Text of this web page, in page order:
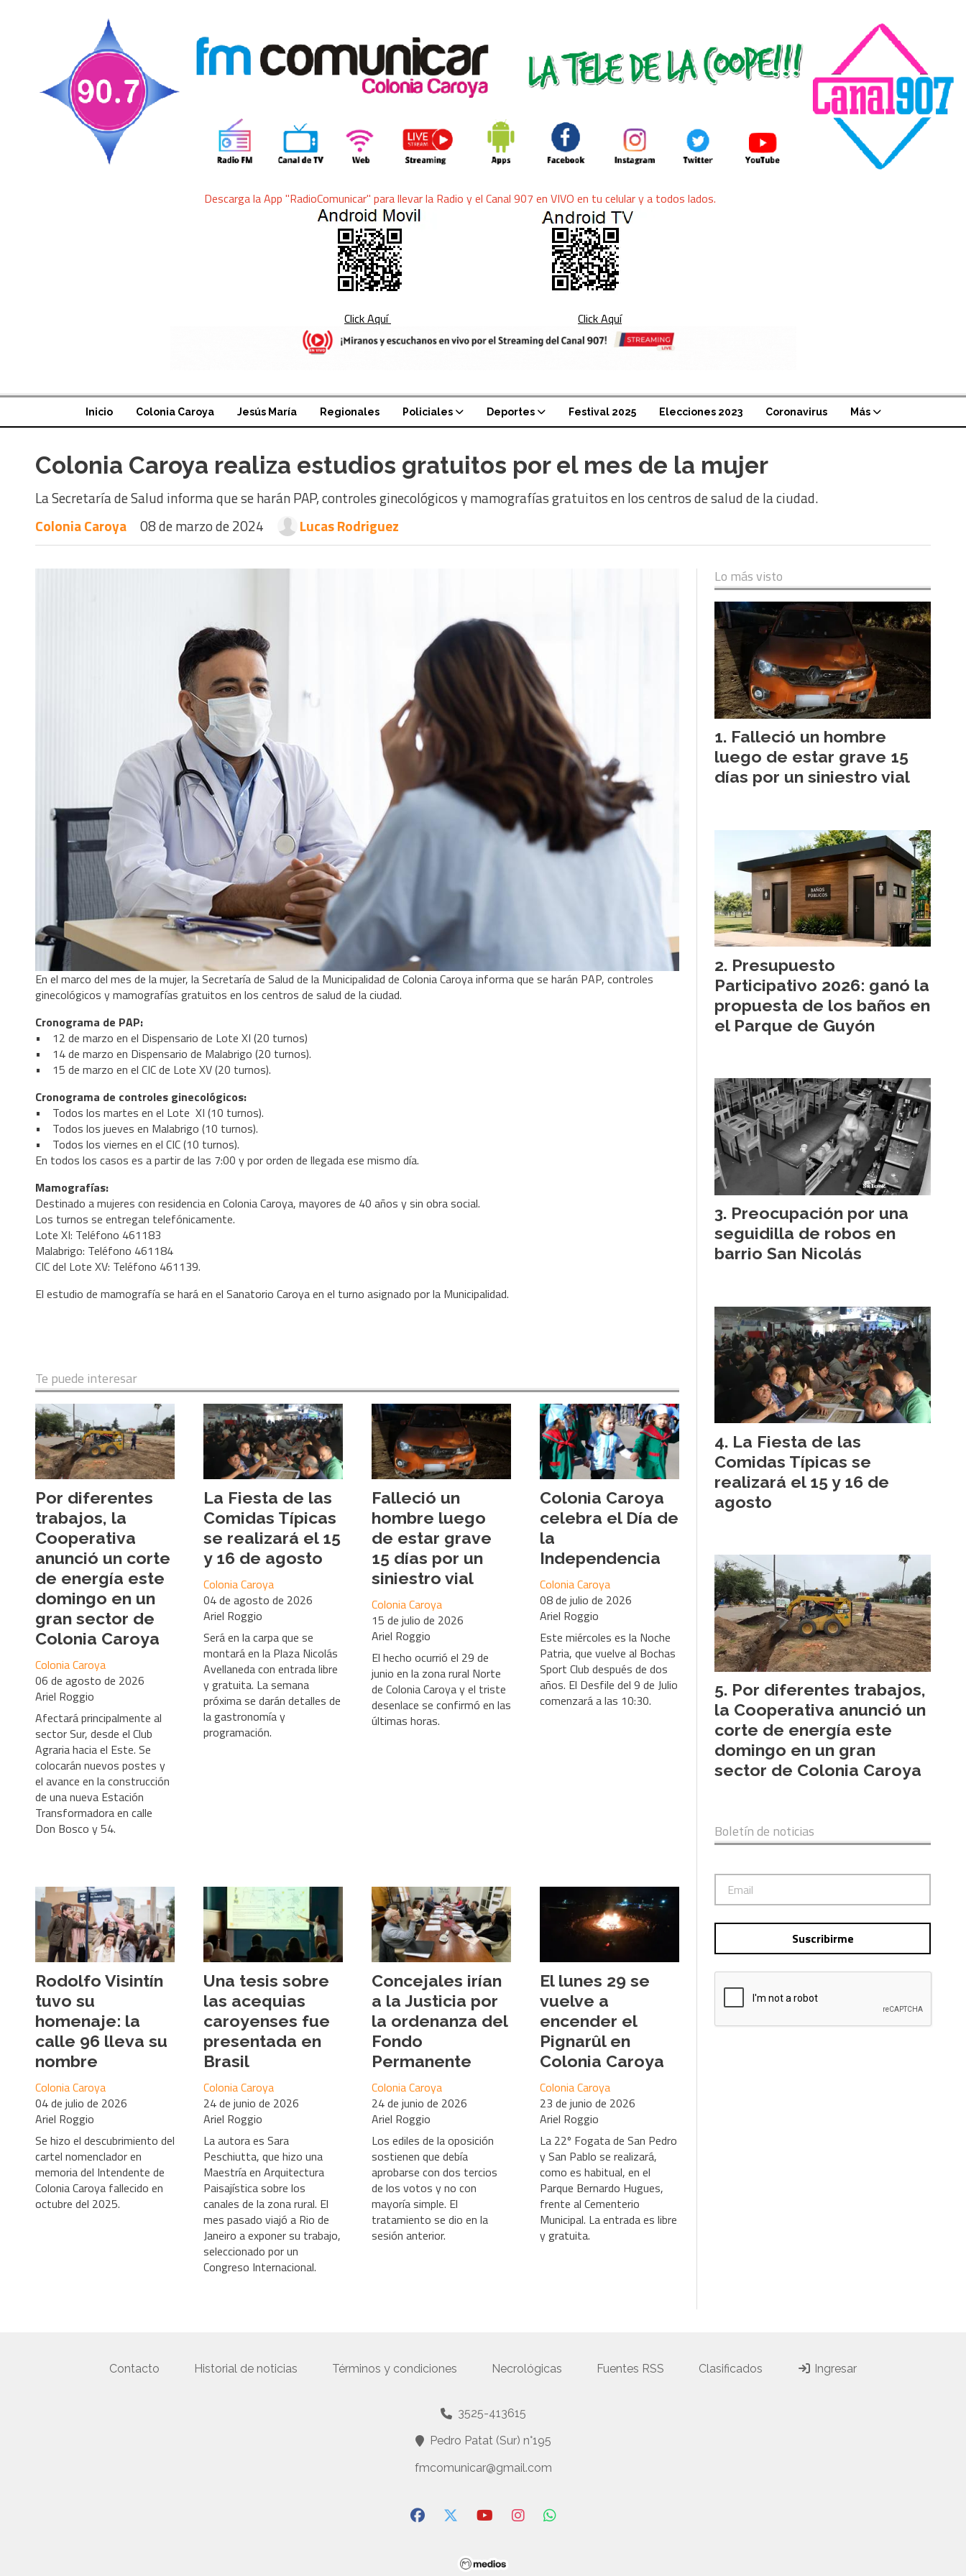
Descarga la App "RadioComunicar" para llevar la Radio y el Canal 907 en VIVO en tu celular y a todos lados.
Click Aquí Click Aquí
Inicio Colonia Caroya Jesús María Regionales Policiales Deportes Festival 2025 Elecciones 2023 Coronavirus Más
Colonia Caroya realiza estudios gratuitos por el mes de la mujer
La Secretaría de Salud informa que se harán PAP, controles ginecológicos y mamografías gratuitos en los centros de salud de la ciudad.
Colonia Caroya
08 de marzo de 2024 Lucas Rodriguez
En el marco del mes de la mujer, la Secretaría de Salud de la Municipalidad de Colonia Caroya informa que se harán PAP, controles
ginecológicos y mamografías gratuitos en los centros de salud de la ciudad.
Cronograma de PAP:
• 12 de marzo en el Dispensario de Lote XI (20 turnos)
• 14 de marzo en Dispensario de Malabrigo (20 turnos).
• 15 de marzo en el CIC de Lote XV (20 turnos).
Cronograma de controles ginecológicos:
• Todos los martes en el Lote XI (10 turnos).
• Todos los jueves en Malabrigo (10 turnos).
• Todos los viernes en el CIC (10 turnos).
En todos los casos es a partir de las 7:00 y por orden de llegada ese mismo día.
Mamografías:
Destinado a mujeres con residencia en Colonia Caroya, mayores de 40 años y sin obra social.
Los turnos se entregan telefónicamente.
Lote XI: Teléfono 461183
Malabrigo: Teléfono 461184
CIC del Lote XV: Teléfono 461139.
El estudio de mamografía se hará en el Sanatorio Caroya en el turno asignado por la Municipalidad.
Te puede interesar
Por diferentes
trabajos, la
Cooperativa
anunció un corte
de energía este
domingo en un
gran sector de
Colonia Caroya
Ariel Roggio
Colonia Caroya
06 de agosto de 2026
Afectará principalmente al
sector Sur, desde el Club
Agraria hacia el Este. Se
colocarán nuevos postes y
el avance en la construcción
de una nueva Estación
Transformadora en calle
Don Bosco y 54.
La Fiesta de las
Comidas Típicas
se realizará el 15
y 16 de agosto
Ariel Roggio
Colonia Caroya
04 de agosto de 2026
Será en la carpa que se
montará en la Plaza Nicolás
Avellaneda con entrada libre
y gratuita. La semana
próxima se darán detalles de
la gastronomía y
programación.
Falleció un
hombre luego
de estar grave
15 días por un
siniestro vial
Ariel Roggio
Colonia Caroya
15 de julio de 2026
El hecho ocurrió el 29 de
junio en la zona rural Norte
de Colonia Caroya y el triste
desenlace se confirmó en las
últimas horas.
Colonia Caroya
celebra el Día de
la
Independencia
Ariel Roggio
Colonia Caroya
08 de julio de 2026
Este miércoles es la Noche
Patria, que vuelve al Bochas
Sport Club después de dos
años. El Desfile del 9 de Julio
comenzará a las 10:30.
Rodolfo Visintín
tuvo su
homenaje: la
calle 96 lleva su
nombre
Ariel Roggio
Colonia Caroya
04 de julio de 2026
Se hizo el descubrimiento del
cartel nomenclador en
memoria del Intendente de
Colonia Caroya fallecido en
octubre del 2025.
Una tesis sobre
las acequias
caroyenses fue
presentada en
Brasil
Ariel Roggio
Colonia Caroya
24 de junio de 2026
La autora es Sara
Peschiutta, que hizo una
Maestría en Arquitectura
Paisajística sobre los
canales de la zona rural. El
mes pasado viajó a Rio de
Janeiro a exponer su trabajo,
seleccionado por un
Congreso Internacional.
Concejales irían
a la Justicia por
la ordenanza del
Fondo
Permanente
Ariel Roggio
Colonia Caroya
24 de junio de 2026
Los ediles de la oposición
sostienen que debía
aprobarse con dos tercios
de los votos y no con
mayoría simple. El
tratamiento se dio en la
sesión anterior.
El lunes 29 se
vuelve a
encender el
Pignarûl en
Colonia Caroya
Ariel Roggio
Colonia Caroya
23 de junio de 2026
La 22º Fogata de San Pedro
y San Pablo se realizará,
como es habitual, en el
Parque Bernardo Hugues,
frente al Cementerio
Municipal. La entrada es libre
y gratuita.
Lo más visto
Falleció un hombre
luego de estar grave 15
días por un siniestro vial
Presupuesto
Participativo 2026: ganó la
propuesta de los baños en
el Parque de Guyón
Preocupación por una
seguidilla de robos en
barrio San Nicolás
La Fiesta de las
Comidas Típicas se
realizará el 15 y 16 de
agosto
Por diferentes trabajos,
la Cooperativa anunció un
corte de energía este
domingo en un gran
sector de Colonia Caroya
Boletín de noticias
Suscribirme
Contacto Historial de noticias Términos y condiciones Necrológicas Fuentes RSS Clasificados Ingresar
3525-413615
Pedro Patat (Sur) n°195
fmcomunicar@gmail.com